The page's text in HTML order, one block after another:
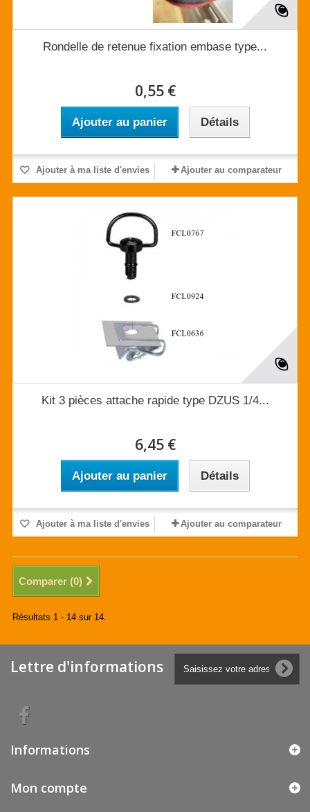
Rondelle de retenue fixation embase type...
0,55 €
Ajouter au panier Détails
Ajouter à ma liste d'envies Ajouter au comparateur
Kit 3 pièces attache rapide type DZUS 1/4...
6,45 €
Ajouter au panier Détails
Ajouter à ma liste d'envies Ajouter au comparateur
Comparer (0)
Résultats 1 - 14 sur 14.
Lettre d'informations
Informations
Mon compte